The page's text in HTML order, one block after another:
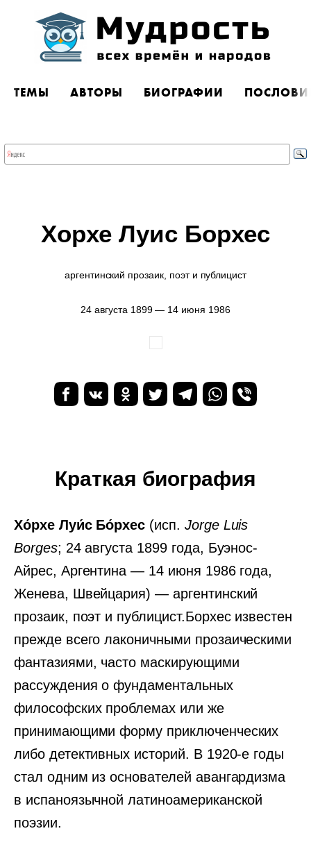
ТЕМЫ АВТОРЫ БИОГРАФИИ
Хорхе Луис Борхес
аргентинский прозаик, поэт и публицист
24 августа 1899 — 14 июня 1986
Краткая биография
Хо́рхе Луи́с Бо́рхес (исп. Jorge Luis
Borges; 24 августа 1899 года, Буэнос-
Айрес, Аргентина — 14 июня 1986 года,
Женева, Швейцария) — аргентинский
прозаик, поэт и публицист.Борхес известен
прежде всего лаконичными прозаическими
фантазиями, часто маскирующими
рассуждения о фундаментальных
философских проблемах или же
принимающими форму приключенческих
либо детективных историй. В 1920-е годы
стал одним из основателей авангардизма
в испаноязычной латиноамериканской
поэзии.